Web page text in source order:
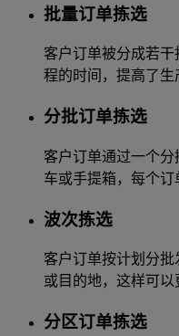
批量订单拣选
客户订单被分成若
程的时间，提高了生
分批订单拣选
客户订单通过一个
车或手提箱，每个订
波次拣选
客户订单按计划分批
或目的地，这样可以
分区订单拣选